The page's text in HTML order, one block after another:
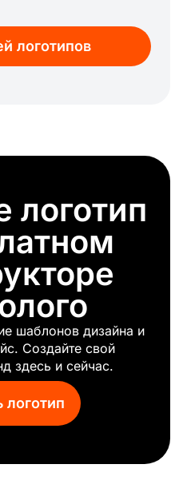
логотипов
логотип
шаблонов дизайна и
Создайте свой
здесь и сейчас.
логотип